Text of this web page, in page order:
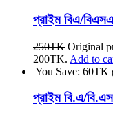
প্রাইম বিএ/
250TK Original
200TK. Add to
You Save: 60TK
প্রাইম বি.এ/